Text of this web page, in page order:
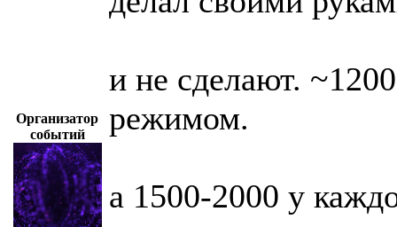
Организатор
событий
и не сделают.
режимом.
а 1500-2000 у